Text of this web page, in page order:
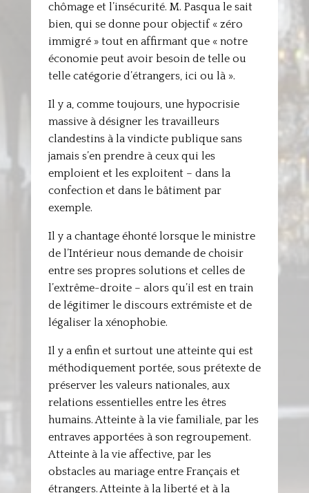
chômage et l’insécurité. M. Pasqua le sait
bien, qui se donne pour objectif « zéro
immigré » tout en affirmant que « notre
économie peut avoir besoin de telle ou
telle catégorie d’étrangers, ici ou là ».
Il y a, comme toujours, une hypocrisie
massive à désigner les travailleurs
clandestins à la vindicte publique sans
jamais s’en prendre à ceux qui les
emploient et les exploitent – dans la
confection et dans le bâtiment par
exemple.
Il y a chantage éhonté lorsque le ministre
de l’Intérieur nous demande de choisir
entre ses propres solutions et celles de
l’extrême-droite – alors qu’il est en train
de légitimer le discours extrémiste et de
légaliser la xénophobie.
Il y a enfin et surtout une atteinte qui est
méthodiquement portée, sous prétexte de
préserver les valeurs nationales, aux
relations essentielles entre les êtres
humains. Atteinte à la vie familiale, par les
entraves apportées à son regroupement.
Atteinte à la vie affective, par les
obstacles au mariage entre Français et
étrangers. Atteinte à la liberté et à la